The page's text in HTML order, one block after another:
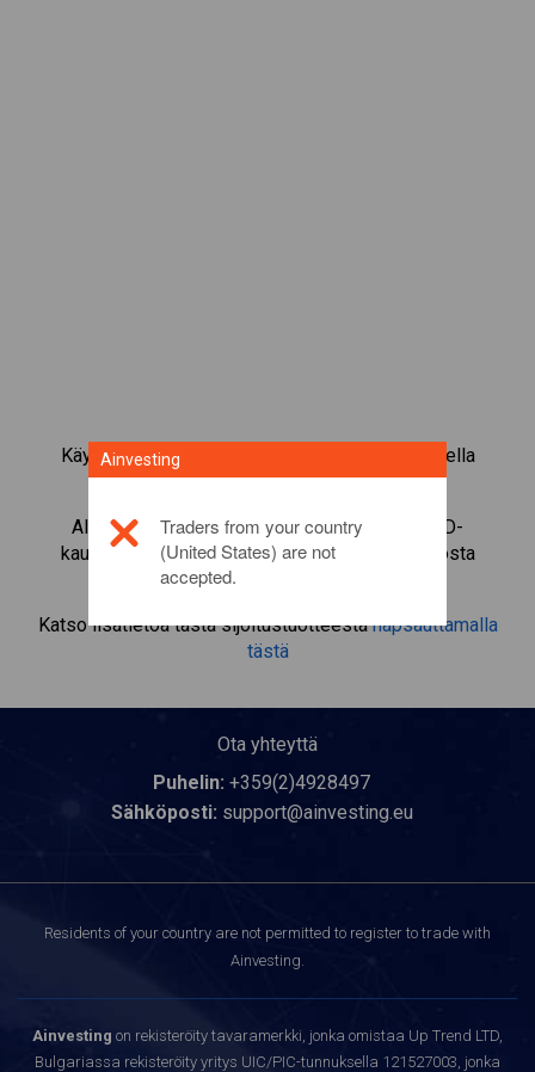
Käy kauppaa yli 1 000 kansainvälisellä osakkeella
Ainvestingin CFD-kaupankäyntialustalla.
Aloita instrumentinAbbott Laboratories
CFD-
kaupankäynti. Saa reaaliaikaisia tarjouksia ja nosta
osinkoja, jos sinulla on itse osake.
Katso lisätietoa tästä sijoitustuotteestanapsauttamalla
tästä
Ota yhteyttä
Puhelin: +359(2)4928497
Sähköposti: support@ainvesting.eu
Residents of your country are not permitted to register to trade with
Ainvesting.
Ainvesting on rekisteröity tavaramerkki, jonka omistaa Up Trend LTD,
Bulgariassa rekisteröity yritys UIC/PIC-tunnuksella 121527003, jonka
Ainvesting
Traders from your country
(United States) are not
accepted.